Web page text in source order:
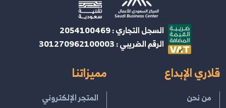
السجل التجاري : 2054100469
الرقم الضريبي : 301270962100003
قلاري الإبداع
من نحن
مميزاتنا
المتجر الإلكتروني